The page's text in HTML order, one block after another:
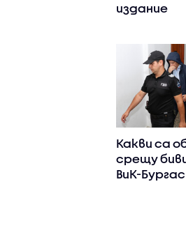
издание
Какви са
срещу
ВиК-Бургас